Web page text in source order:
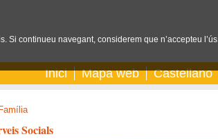
Inici Mapa web Castellano
Família
Socials
continueu navegant, considerem que n’accepteu l’ús.